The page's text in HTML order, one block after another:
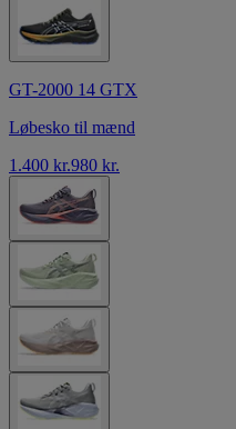
GT-2000 14 GTX
Løbesko til mænd
1.400 kr.980 kr.